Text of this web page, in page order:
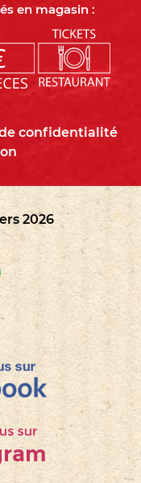
en magasin :
confidentialité
2026